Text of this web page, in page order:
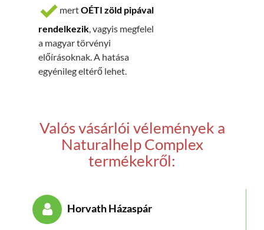
mertOÉTI zöld pipával
rendelkezik, vagyis megfelel
a magyar törvényi
előírásoknak. A hatása
egyénileg eltérő lehet.
Valós vásárlói vélemények a
Naturalhelp Complex
termékekről:
Horvath Házaspár